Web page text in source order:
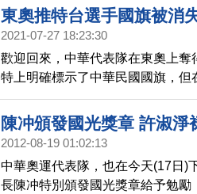
場」。
東奧推特台選手國旗被消
2021-07-27 18:23:30
歡迎回來，中華代表隊在東奧上
特上明確標示了中華民國國旗，
後方不僅沒有國旗，甚至連會旗
了一整排中華民國國旗，也引發多
陳冲頒發國光獎章 許淑淨
2012-08-19 01:02:13
中華奧運代表隊，也在今天(17日)
長陳冲特別頒發國光獎章給予勉